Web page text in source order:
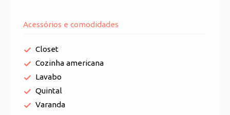
Acessórios e comodidades
Closet
Cozinha americana
Lavabo
Quintal
Varanda